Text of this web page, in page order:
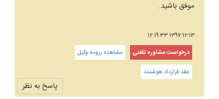
موفق باشید.
1397-12-13 12:19:33
درخواست مشاوره تلفنی
مشاهده رزومه وکیل
عقد قرارداد هوشمند
پاسخ به نظر